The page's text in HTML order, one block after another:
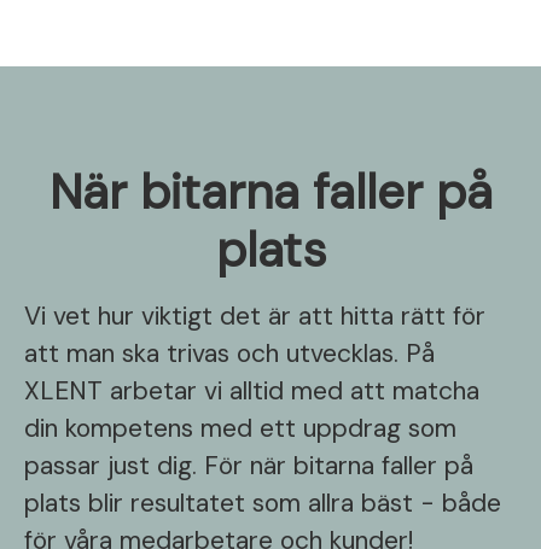
När bitarna faller på
plats
Vi vet hur viktigt det är att hitta rätt för
att man ska trivas och utvecklas. På
XLENT arbetar vi alltid med att matcha
din kompetens med ett uppdrag som
passar just dig. För när bitarna faller på
plats blir resultatet som allra bäst - både
för våra medarbetare och kunder!